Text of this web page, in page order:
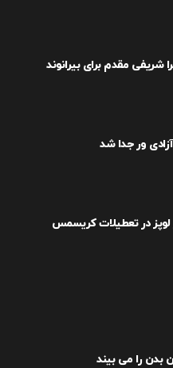
شریفی مقدم برای بیرانوند
ور جدا شد
لوپز در تعطیلات کریسمس
بدن را می بیند